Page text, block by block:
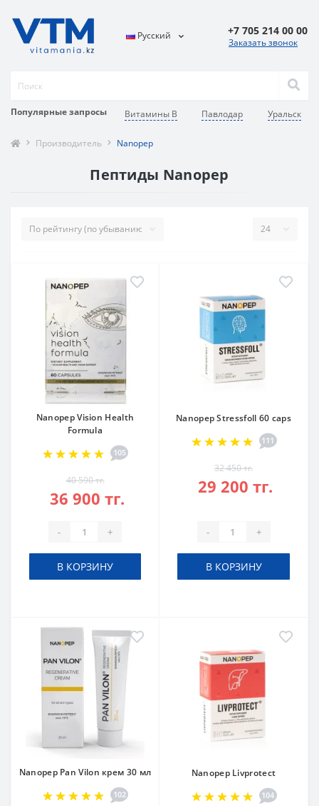
Популярные запросы Витамины В Павлодар Уральск
Русский +7 705 214 00 00
Заказать звонок
Производитель Nanopep
Пептиды Nanopep
Nanopep Vision Health
Formula
105
40 590 тг.
36 900 тг.
- +
В КОРЗИНУ
Nanopep Stressfoll 60 caps
111
32 450 тг.
29 200 тг.
- +
В КОРЗИНУ
Nanopep Pan Vilon крем 30 мл
102
Nanopep Livprotect
104